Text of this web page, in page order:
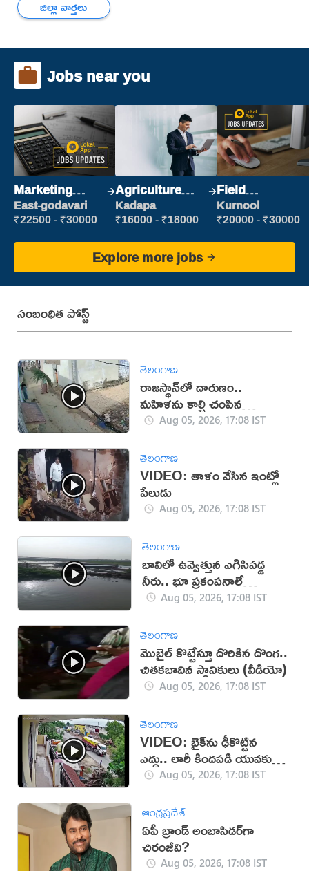
జిల్లా వార్తలు
Jobs near you
Marketing
Executive
East-godavari
₹22500 - ₹30000
Agriculture
Labour
Kadapa
₹16000 - ₹18000
Field
Marketing
Executive
Kurnool
₹20000 - ₹30000
Explore more jobs
సంబంధిత పోస్ట్
తెలంగాణ
రాజస్థాన్‌లో దారుణం..
మహిళను కాల్చి చంపిన
యువకుడు (వీడియో)
Aug 05, 2026, 17:08 IST
తెలంగాణ
VIDEO: తాళం వేసిన ఇంట్లో
పేలుడు
Aug 05, 2026, 17:08 IST
తెలంగాణ
బావిలో ఉవ్వెత్తున ఎగిసిపడ్డ
నీరు.. భూ ప్రకంపనాలే
కారణమా?
Aug 05, 2026, 17:08 IST
తెలంగాణ
మొబైల్ కొట్టేస్తూ దొరికిన దొంగ..
చితకబాదిన స్థానికులు (వీడియో)
Aug 05, 2026, 17:08 IST
తెలంగాణ
VIDEO: బైక్‌ను ఢీకొట్టిన
ఎద్దు.. లారీ కిందపడి యువకుడు
మృతి!Aug 05, 2026, 17:08 IST
ఆంధ్రప్రదేశ్
ఏపీ బ్రాండ్ అంబాసిడర్‌గా
చిరంజీవి?
Aug 05, 2026, 17:08 IST